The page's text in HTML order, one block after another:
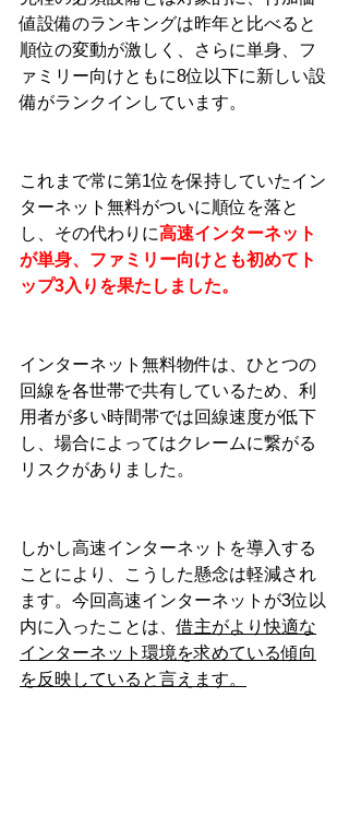
値設備のランキングは昨年と比べると
順位の変動が激しく、さらに単身、フ
ァミリー向けともに8位以下に新しい設
備がランクインしています。
これまで常に第1位を保持していたイン
ターネット無料がついに順位を落と
し、その代わりに高速インターネット
が単身、ファミリー向けとも初めてト
ップ3入りを果たしました。
インターネット無料物件は、ひとつの
回線を各世帯で共有しているため、利
用者が多い時間帯では回線速度が低下
し、場合によってはクレームに繋がる
リスクがありました。
しかし高速インターネットを導入する
ことにより、こうした懸念は軽減され
ます。今回高速インターネットが3位以
内に入ったことは、借主がより快適な
インターネット環境を求めている傾向
を反映していると言えます。